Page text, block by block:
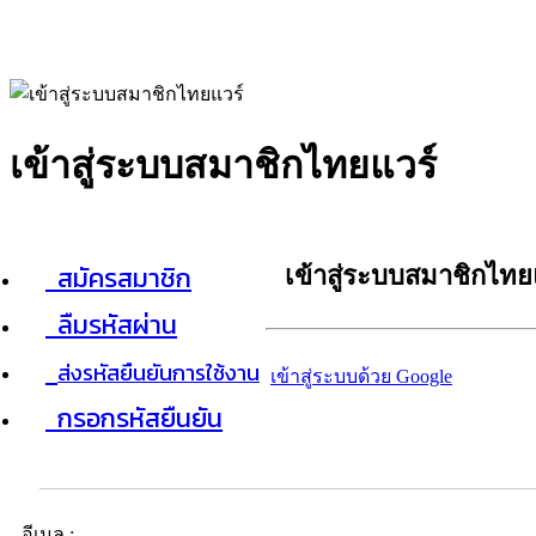
เข้าสู่ระบบสมาชิกไทยแวร์
สมัครสมาชิก
ลืมรหัสผ่าน
ส่งรหัสยืนยันการใช้งาน
กรอกรหัสยืนยัน
เข้าสู่ระบบสมาชิกไท
เข้าสู่ระบบด้วย Google